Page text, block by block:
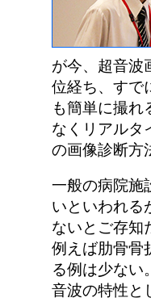
が今、超音波
位経ち、すで
も簡単に撮れ
なくリアルタ
の画像診断方
一般の病院施
いといわれる
ないとご存知
例えば肋骨骨
る例は少ない
音波の特性と